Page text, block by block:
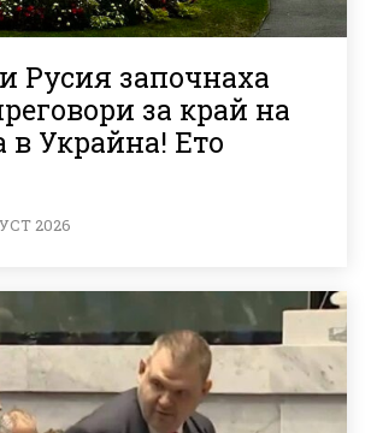
Русия започнаха
за край на
в Украйна! Ето
2026